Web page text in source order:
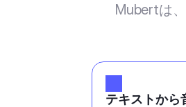
Mubertは
テキストから